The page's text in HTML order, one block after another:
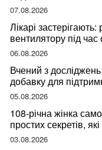
07.08.2026
Лікарі
вентилятору під
ваше здоров’я
06.08.2026
Вчений з
добавку для
05.08.2026
108-річна жінка
простих секретів,
03.08.2026